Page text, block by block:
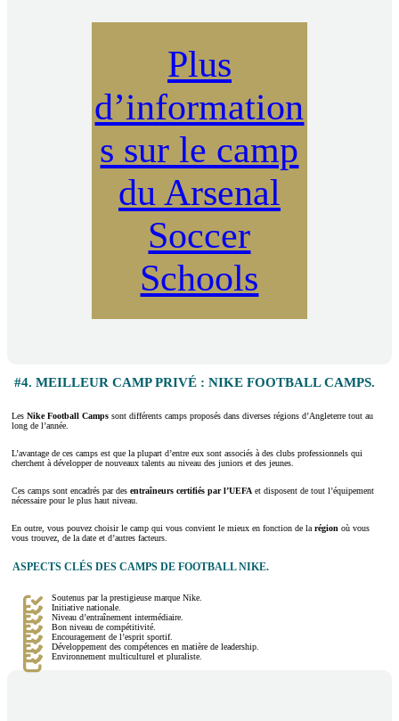
Plus
d’information
s sur le camp
du Arsenal
Soccer
Schools
#4. MEILLEUR CAMP PRIVÉ : NIKE FOOTBALL CAMPS.
Les Nike Football Camps sont différents camps proposés dans diverses régions d’Angleterre tout au
long de l’année.
L’avantage de ces camps est que la plupart d’entre eux sont associés à des clubs professionnels qui
cherchent à développer de nouveaux talents au niveau des juniors et des jeunes.
Ces camps sont encadrés par des entraîneurs certifiés par l’UEFA et disposent de tout l’équipement
nécessaire pour le plus haut niveau.
En outre, vous pouvez choisir le camp qui vous convient le mieux en fonction de la région où vous
vous trouvez, de la date et d’autres facteurs.
ASPECTS CLÉS DES CAMPS DE FOOTBALL NIKE.
Soutenus par la prestigieuse marque Nike.
Initiative nationale.
Niveau d’entraînement intermédiaire.
Bon niveau de compétitivité.
Encouragement de l’esprit sportif.
Développement des compétences en matière de leadership.
Environnement multiculturel et pluraliste.